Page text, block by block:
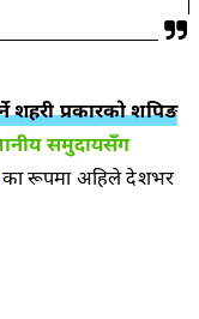
प्रकारको शपिङ
समुदायसँग
रूपमा अहिले देशभर